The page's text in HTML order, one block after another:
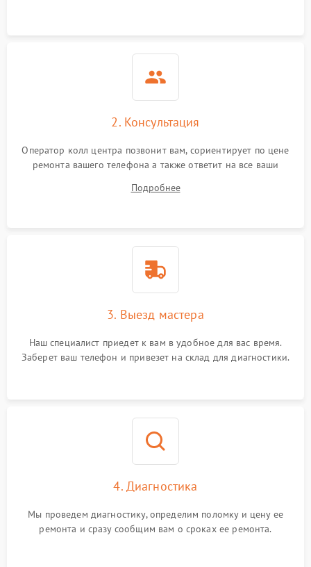
2. Консультация
Оператор колл центра позвонит вам, сориентирует по цене
ремонта вашего телефона а также ответит на все ваши
Подробнее
3. Выезд мастера
Наш специалист приедет к вам в удобное для вас время.
Заберет ваш телефон и привезет на склад для диагностики.
4. Диагностика
Мы проведем диагностику, определим поломку и цену ее
ремонта и сразу сообщим вам о сроках ее ремонта.